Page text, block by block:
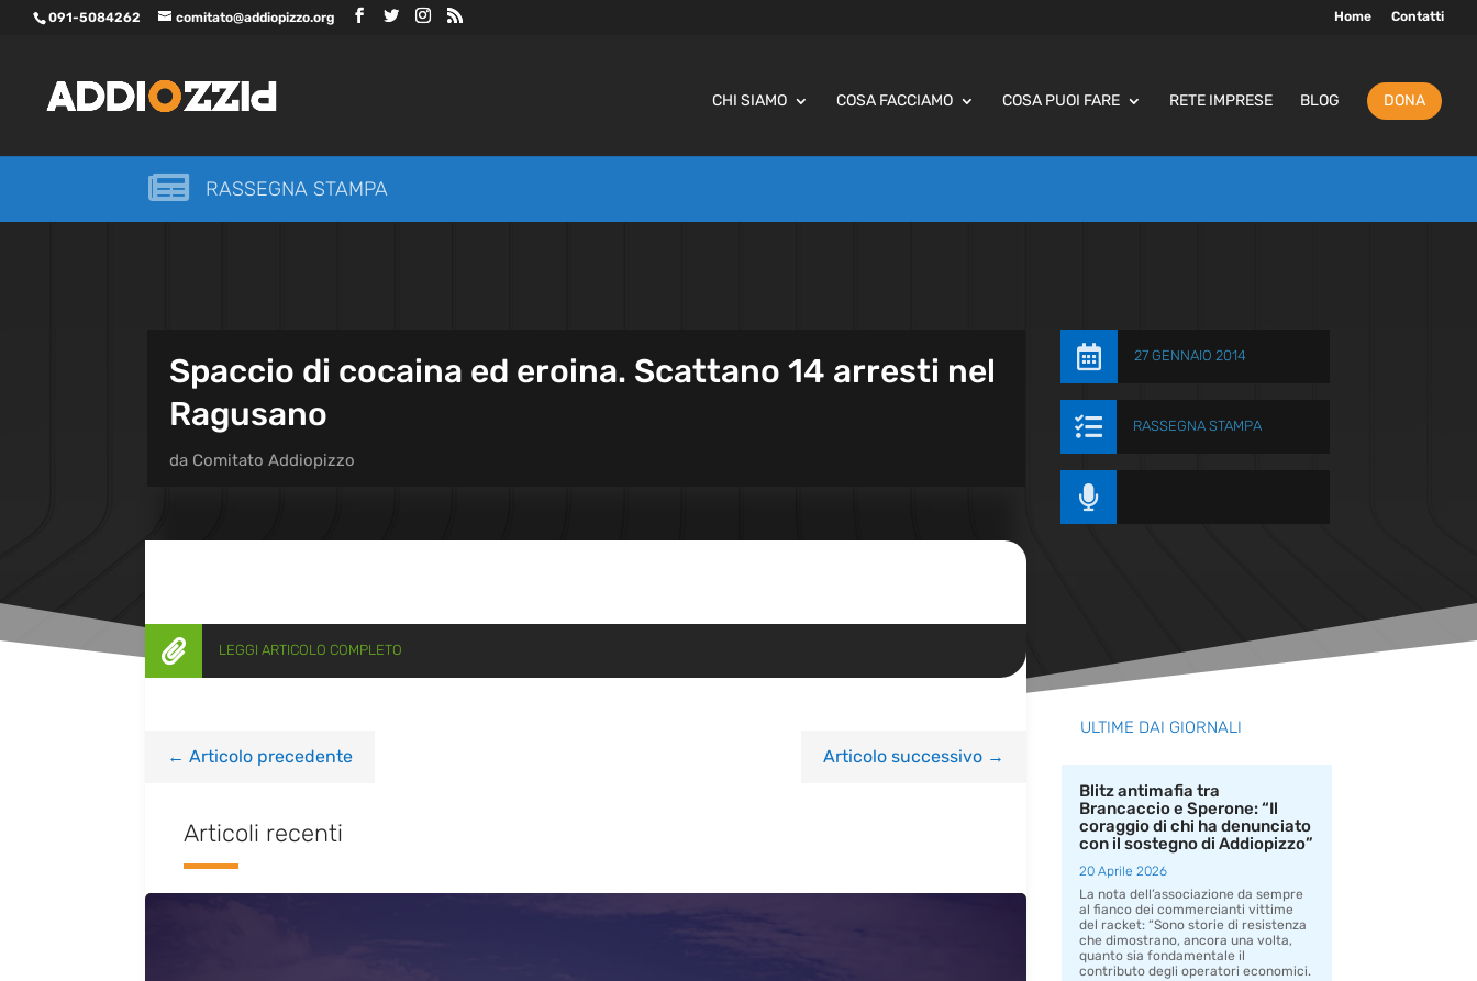
091-5084262 comitato@addiopizzo.org Home Contatti
CHI SIAMO COSA FACCIAMO COSA PUOI FARE RETE IMPRESE BLOG DONA
 RASSEGNA STAMPA
Spaccio di cocaina ed eroina. Scattano 14 arresti nel
Ragusano
da Comitato Addiopizzo
 27 GENNAIO 2014
 RASSEGNA STAMPA

 LEGGI ARTICOLO COMPLETO
← Articolo precedente Articolo successivo→
Articoli recenti
ULTIME DAI GIORNALI
Blitz antimafia tra
Brancaccio e Sperone: “Il
coraggio di chi ha denunciato
con il sostegno di Addiopizzo”
20 Aprile 2026
La nota dell’associazione da sempre
al fianco dei commercianti vittime
del racket: “Sono storie di resistenza
che dimostrano, ancora una volta,
quanto sia fondamentale il
contributo degli operatori economici.